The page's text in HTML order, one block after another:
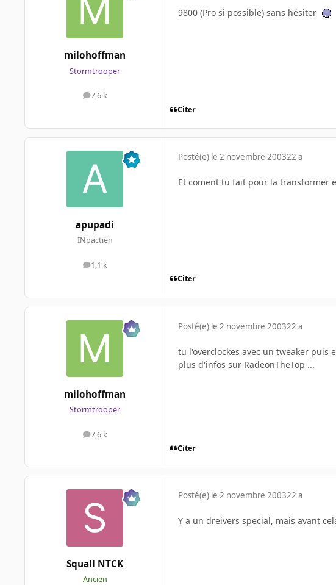
milohoffman
Stormtrooper
7,6 k
messages
9800 (Pro si possible) sans hésiter
Citer
apupadi
INpactien
1,1 k
messages
Posté(e) le 2 novembre 200322 a
Et coment tu fait pour la transformer
Citer
milohoffman
Stormtrooper
7,6 k
messages
Posté(e) le 2 novembre 200322 a
tu l'overclockes avec un tweaker puis
plus d'infos sur RadeonTheTop ...
Citer
Squall NTCK
Ancien
Posté(e) le 2 novembre 200322 a
Y a un dreivers special, mais avant